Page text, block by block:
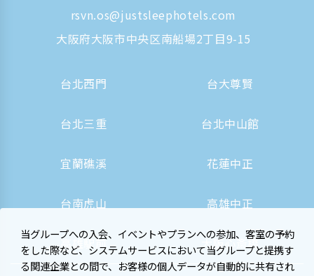
rsvn.os@justsleephotels.com
大阪府大阪市中央区南船場2丁目9-15
台北西門 台大尊賢
台北三重 台北中山館
宜蘭礁溪 花蓮中正
台南虎山 高雄中正
高雄駅前 大阪心斎橋
当グループへの入会、イベントやプランへの参加、客室の予約
をした際など、システムサービスにおいて当グループと提携す
る関連企業との間で、お客様の個人データが自動的に共有され